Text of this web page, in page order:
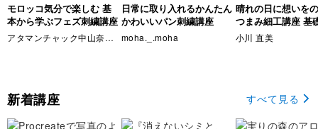
モロッコ気分で楽しむ 基
本から学ぶフェズ刺繍講座
アタマンチャック中山奈穂美
日常に取り入れるかんたん
かわいいパン刺繍講座
moha._.moha
晴れの日に想いを
つまみ細工講座 基
小川 直美
新着講座 すべて見る